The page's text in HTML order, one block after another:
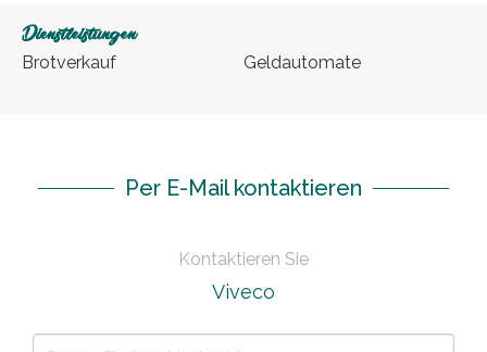
Dienstleistungen
Brotverkauf Geldautomate
Per E-Mail kontaktieren
Kontaktieren Sie
Viveco